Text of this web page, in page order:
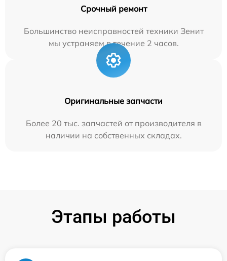
Срочный ремонт
Большинство неисправностей техники Зенит
мы устраняем в течение 2 часов.
Оригинальные запчасти
Более 20 тыс. запчастей от производителя в
наличии на собственных складах.
Этапы работы